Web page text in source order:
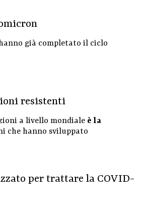
già completato il ciclo
resistenti
a livello mondiale è la
che hanno sviluppato
per trattare la COVID-